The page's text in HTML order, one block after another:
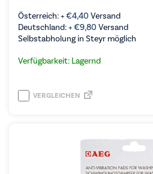
Österreich: +€4,40 Versand
Deutschland: +€9,80 Versand
Selbstabholung in Steyr möglich
Verfügbarkeit: Lagernd
VERGLEICHEN